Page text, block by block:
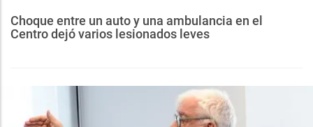
Choque entre un auto y una ambulancia en el
Centro dejó varios lesionados leves